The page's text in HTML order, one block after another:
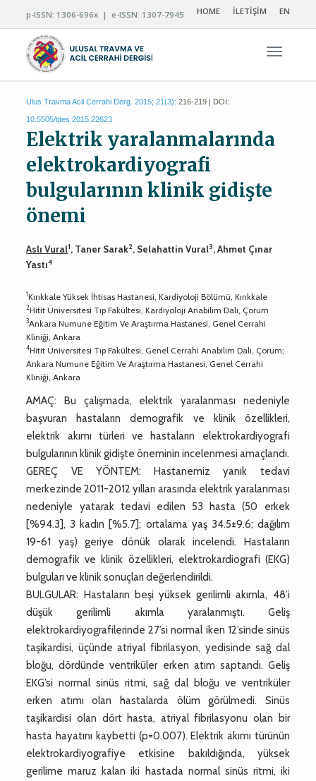
p-ISSN: 1306-696x | e-ISSN: 1307-7945 HOME İLETİŞİM EN
Ulus Travma Acil Cerrahi Derg. 2015; 21(3): 216-219 | DOI:
10.5505/tjtes.2015.22623
Elektrik yaralanmalarında
elektrokardiyografi
bulgularının klinik gidişte
önemi
Aslı Vural1, Taner Sarak2, Selahattin Vural3, Ahmet Çınar
Yastı4
1Kırıkkale Yüksek İhtisas Hastanesi, Kardiyoloji Bölümü, Kırıkkale
2Hitit Üniversitesi Tıp Fakültesi, Kardiyoloji Anabilim Dalı, Çorum
3Ankara Numune Eğitim Ve Araştırma Hastanesi, Genel Cerrahi
Kliniği, Ankara
4Hitit Üniversitesi Tıp Fakültesi, Genel Cerrahi Anabilim Dalı, Çorum;
Ankara Numune Eğitim Ve Araştırma Hastanesi, Genel Cerrahi
Kliniği, Ankara
AMAÇ: Bu çalışmada, elektrik yaralanması nedeniyle
başvuran hastaların demografik ve klinik özellikleri,
elektrik akımı türleri ve hastaların elektrokardiyografi
bulgularının klinik gidişte öneminin incelenmesi amaçlandı.
GEREÇ VE YÖNTEM: Hastanemiz yanık tedavi
merkezinde 2011-2012 yılları arasında elektrik yaralanması
nedeniyle yatarak tedavi edilen 53 hasta (50 erkek
[%94.3], 3 kadın [%5.7]; ortalama yaş 34.5±9.6; dağılım
19-61 yaş) geriye dönük olarak incelendi. Hastaların
demografik ve klinik özellikleri, elektrokardiografi (EKG)
bulguları ve klinik sonuçları değerlendirildi.
BULGULAR: Hastaların beşi yüksek gerilimli akımla, 48’i
düşük gerilimli akımla yaralanmıştı. Geliş
elektrokardiyografilerinde 27’si normal iken 12’sinde sinüs
taşikardisi, üçünde atriyal fibrilasyon, yedisinde sağ dal
bloğu, dördünde ventriküler erken atım saptandı. Geliş
EKG’si normal sinüs ritmi, sağ dal bloğu ve ventriküler
erken atımı olan hastalarda ölüm görülmedi. Sinüs
taşikardisi olan dört hasta, atriyal fibrilasyonu olan bir
hasta hayatını kaybetti (p=0.007). Elektrik akımı türünün
elektrokardiyografiye etkisine bakıldığında, yüksek
gerilime maruz kalan iki hastada normal sinüs ritmi, iki